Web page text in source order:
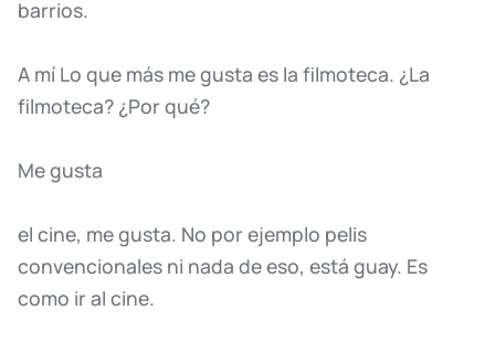
barrios.
A mí Lo que más megusta es la filmoteca. ¿La
filmoteca? ¿Por qué?
Megusta
el cine, megusta. No por ejemplo pelis
convencionales ni nada deeso, está guay. Es
como ir al cine.